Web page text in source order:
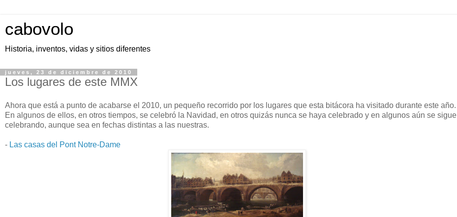
cabovolo
Historia, inventos, vidas y sitios diferentes
jueves, 23 de diciembre de 2010
Los lugares de este MMX
Ahora que está a punto de acabarse el 2010, un pequeño recorrido por los lugares que esta bitácora ha visitado durante este año.
En algunos de ellos, en otros tiempos, se celebró la Navidad, en otros quizás nunca se haya celebrado y en algunos aún se sigue
celebrando, aunque sea en fechas distintas a las nuestras.
- Las casas del Pont Notre-Dame